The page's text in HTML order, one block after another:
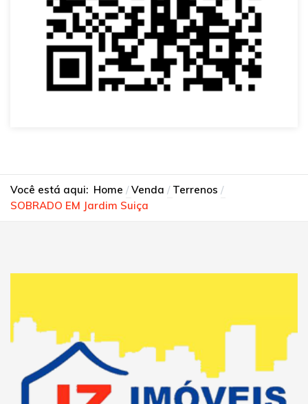
Você está aqui: Home Venda
Terrenos
SOBRADO EM Jardim Suiça